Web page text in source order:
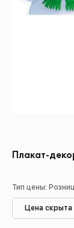
Плакат-
Тип цены:
Цена скрыта